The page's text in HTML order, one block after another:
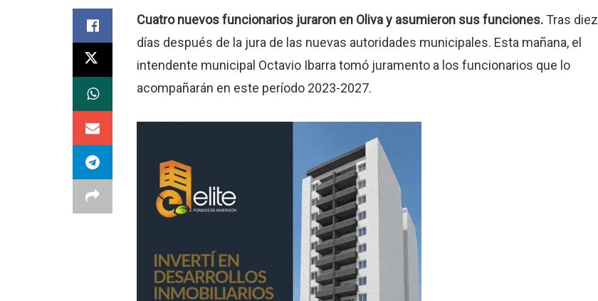
Cuatro nuevos funcionarios juraron en Oliva y asumieron sus funciones. Tras diez
días después de la jura de las nuevas autoridades municipales. Esta mañana, el
intendente municipal Octavio Ibarra tomó juramento a los funcionarios que lo
acompañarán en este período 2023-2027.